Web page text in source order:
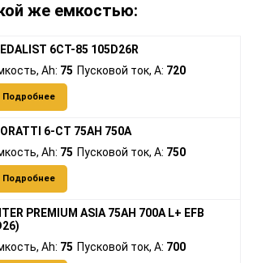
же емкостью:
6CT-85 105D26R
Ah: 75 Пусковой ток, A: 720
Подробнее
6-CT 75AH 750A
Ah: 75 Пусковой ток, A: 750
Подробнее
PREMIUM ASIA 75AH 700A L+ EFB
Ah: 75 Пусковой ток, A: 700